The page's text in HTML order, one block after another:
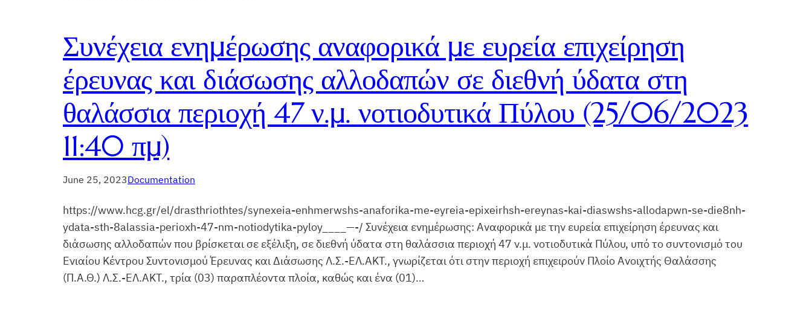
Συνέχεια ενημέρωσης αναφορικά με ευρεία επιχείρηση
έρευνας και διάσωσης αλλοδαπών σε διεθνή ύδατα στη
θαλάσσια περιοχή 47 ν.μ. νοτιοδυτικά Πύλου (25/06/2023
11:40 πμ)
June 25, 2023Documentation
https://www.hcg.gr/el/drasthriothtes/synexeia-enhmerwshs-anaforika-me-eyreia-epixeirhsh-ereynas-kai-diaswshs-allodapwn-se-die8nh-
ydata-sth-8alassia-perioxh-47-nm-notiodytika-pyloy____—-/ Συνέχεια ενημέρωσης: Αναφορικά με την ευρεία επιχείρηση έρευνας και
διάσωσης αλλοδαπών που βρίσκεται σε εξέλιξη, σε διεθνή ύδατα στη θαλάσσια περιοχή 47 ν.μ. νοτιοδυτικά Πύλου, υπό το συντονισμό του
Ενιαίου Κέντρου Συντονισμού Έρευνας και Διάσωσης Λ.Σ.-ΕΛ.ΑΚΤ., γνωρίζεται ότι στην περιοχή επιχειρούν Πλοίο Ανοιχτής Θαλάσσης
(Π.Α.Θ.) Λ.Σ.-ΕΛ.ΑΚΤ., τρία (03) παραπλέοντα πλοία, καθώς και ένα (01)…